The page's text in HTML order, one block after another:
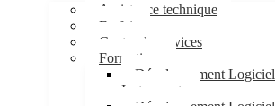
Assistance technique
Forfait
Centre de services
Formations
Développement
Instruments